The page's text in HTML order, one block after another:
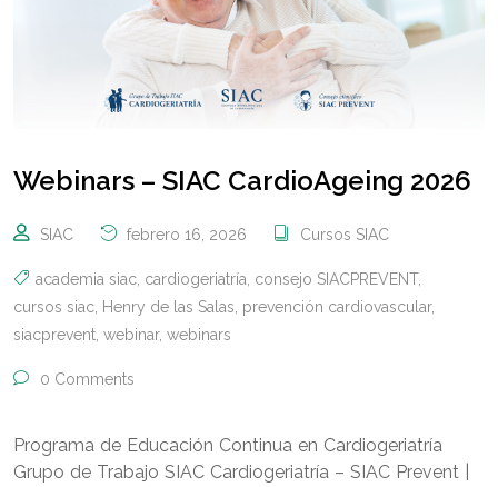
Webinars – SIAC CardioAgeing 2026
SIAC febrero 16, 2026 Cursos SIAC
academia siac cardiogeriatría consejo SIACPREVENT,
cursos siac Henry de las Salas prevención cardiovascular,
siacprevent webinar, webinars
0 Comments
Programa de Educación Continua en Cardiogeriatría
Grupo de Trabajo SIAC Cardiogeriatría – SIAC Prevent |